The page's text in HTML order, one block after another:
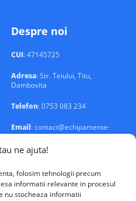
ne ajuta!
folosim tehnologii precum
informatii relevante in procesul
nu stocheaza informatii
Despre noi
CUI: 47145725
Adresa: Str. Teiului, Titu,
Dambovita
Telefon: 0753 083 234
Email: contact@echipamente-
electrice.ro